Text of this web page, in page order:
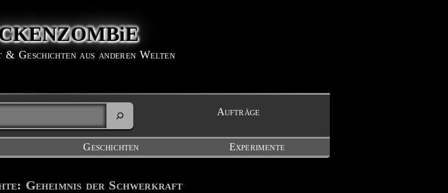
Geschichten aus anderen Welten
Aufträge
Geschichten Experimente
Geheimnis der Schwerkraft